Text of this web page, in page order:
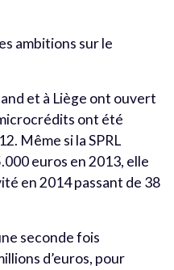
ambitions sur le
et à Liège ont ouvert
ont été
Même si la SPRL
euros en 2013, elle
en 2014 passant de 38
seconde fois
d’euros, pour